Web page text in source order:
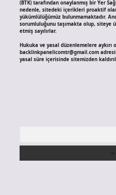
(BTK) tarafından onaylanmış bir Yer
nedenle, sitedeki içerikleri proaktif
yükümlülüğümüz bulunmamaktadır.
sorumluluğunu taşımakta olup, siteye
etmiş sayılırlar.
Hukuka ve yasal düzenlemelere
backlinkpanelicomtr@gmail.com
yasal süre içerisinde sitemizden